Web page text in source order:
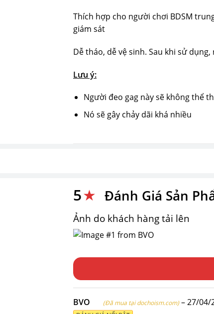
Thích hợp cho người chơi BDSM
giám sát
Dễ tháo, dễ vệ sinh. Sau khi sử
Lưu ý:
Người đeo gag này sẽ không thể
Nó sẽ gây chảy dãi khá nhiều
5★ Đánh Giá Sản
Ảnh do khách hàng tải lên
BVO (Đã mua tại dochoism.com) –27/04/